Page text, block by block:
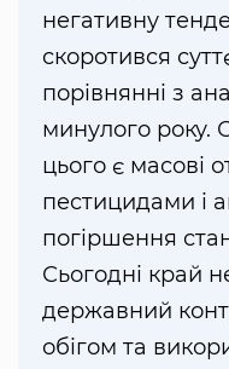
негативну
скоротився
порівнянні з
минулого
цього є масові
пестицидами і
погіршення
Сьогодні край
державний
обігом та